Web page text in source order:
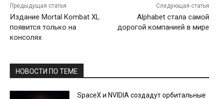
Предыдущая статья
Издание Mortal Kombat XL
появится только на
консолях
Следующая статья
Alphabet стала самой
дорогой компанией в мире
НОВОСТИ ПО ТЕМЕ
SpaceX и NVIDIA создадут орбитальные